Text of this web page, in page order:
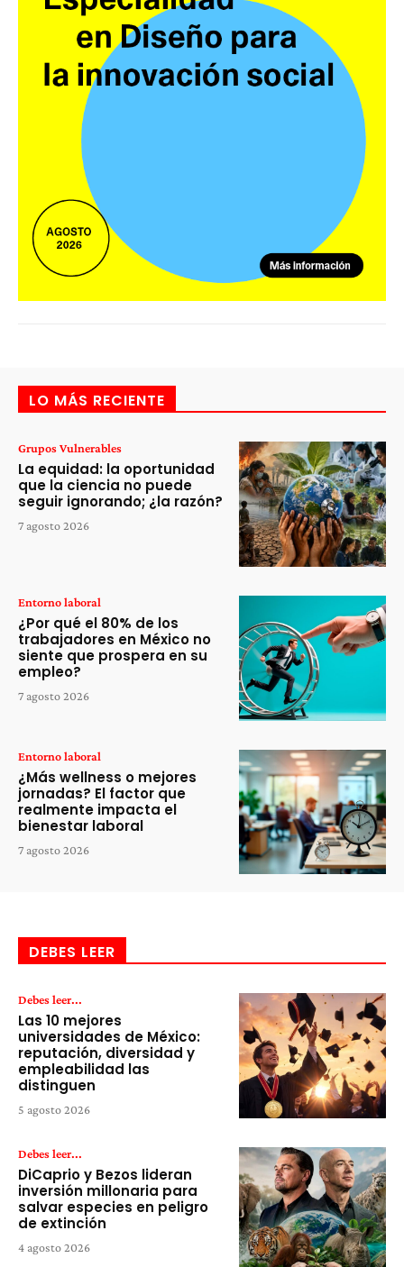
LO MÁS RECIENTE
Grupos Vulnerables
La equidad: la oportunidad
que la ciencia no puede
seguir ignorando; ¿la razón?
7 agosto 2026
Entorno laboral
¿Por qué el 80% de los
trabajadores en México no
siente que prospera en su
empleo?
7 agosto 2026
Entorno laboral
¿Más wellness o mejores
jornadas? El factor que
realmente impacta el
bienestar laboral
7 agosto 2026
DEBES LEER
Debes leer...
Las 10 mejores
universidades de México:
reputación, diversidad y
empleabilidad las
distinguen
5 agosto 2026
Debes leer...
DiCaprio y Bezos lideran
inversión millonaria para
salvar especies en peligro
de extinción
4 agosto 2026